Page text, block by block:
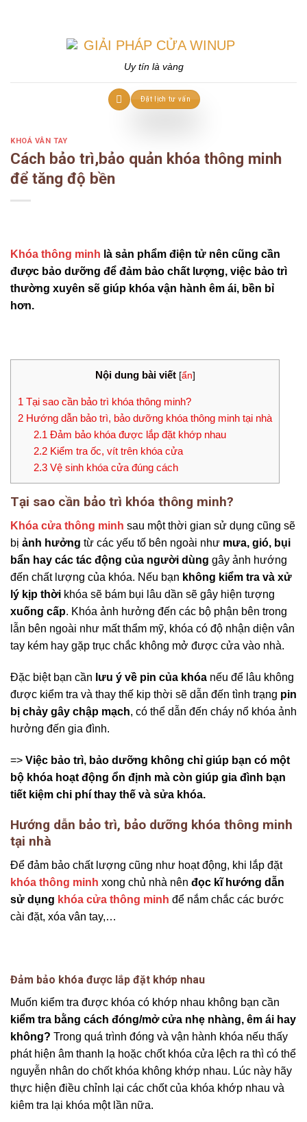
Uy tín là vàng
Đặt lịch tư vấn
KHOÁ VÂN TAY
Cách bảo trì,bảo quản khóa thông minh
để tăng độ bền
Khóa thông minh là sản phẩm điện tử nên cũng cần
được bảo dưỡng để đảm bảo chất lượng, việc bảo trì
thường xuyên sẽ giúp khóa vận hành êm ái, bền bỉ
hơn.
Nội dung bài viết [ẩn]
1 Tại sao cần bảo trì khóa thông minh?
2 Hướng dẫn bảo trì, bảo dưỡng khóa thông minh tại nhà
2.1 Đảm bảo khóa được lắp đặt khớp nhau
2.2Kiểm tra ốc, vít trên khóa cửa
2.3Vệ sinh khóa cửa đúng cách
Tại sao cần bảo trì khóa thông minh?
Khóa cửa thông minh sau một thời gian sử dụng cũng sẽ
bị ảnh hưởng từ các yếu tố bên ngoài như mưa, gió, bụi
bẩn hay các tác động của người dùng gây ảnh hướng
đến chất lượng của khóa. Nếu bạn không kiểm tra và xử
lý kịp thời khóa sẽ bám bụi lâu dần sẽ gây hiện tượng
xuống cấp. Khóa ảnh hưởng đến các bộ phận bên trong
lẫn bên ngoài như mất thẩm mỹ, khóa có độ nhận diện vân
tay kém hay gặp trục chắc không mở được cửa vào nhà.
Đặc biệt bạn cần lưu ý về pin của khóa nếu để lâu không
được kiểm tra và thay thế kip thời sẽ dẫn đến tình trạng pin
bị chảy gây chập mạch, có thể dẫn đến cháy nổ khóa ảnh
hưởng đến gia đình.
=> Việc bảo trì, bảo dưỡng không chỉ giúp bạn có một
bộ khóa hoạt động ổn định mà còn giúp gia đình bạn
tiết kiệm chi phí thay thế và sửa khóa.
Hướng dẫn bảo trì, bảo dưỡng khóa thông minh
tại nhà
Để đảm bảo chất lượng cũng như hoạt động, khi lắp đặt
khóa thông minh xong chủ nhà nên đọc kĩ hướng dẫn
sử dụng khóa cửa thông minh để nắm chắc các bước
cài đặt, xóa vân tay,…
Đảm bảo khóa được lắp đặt khớp nhau
Muốn kiểm tra được khóa có khớp nhau không bạn cần
kiểm tra bằng cách đóng/mở cửa nhẹ nhàng, êm ái hay
không? Trong quá trình đóng và vận hành khóa nếu thấy
phát hiện âm thanh lạ hoặc chốt khóa cửa lệch ra thì có thể
nguyễn nhân do chốt khóa không khớp nhau. Lúc này hãy
thực hiện điều chỉnh lại các chốt của khóa khớp nhau và
kiêm tra lại khóa một lần nữa.